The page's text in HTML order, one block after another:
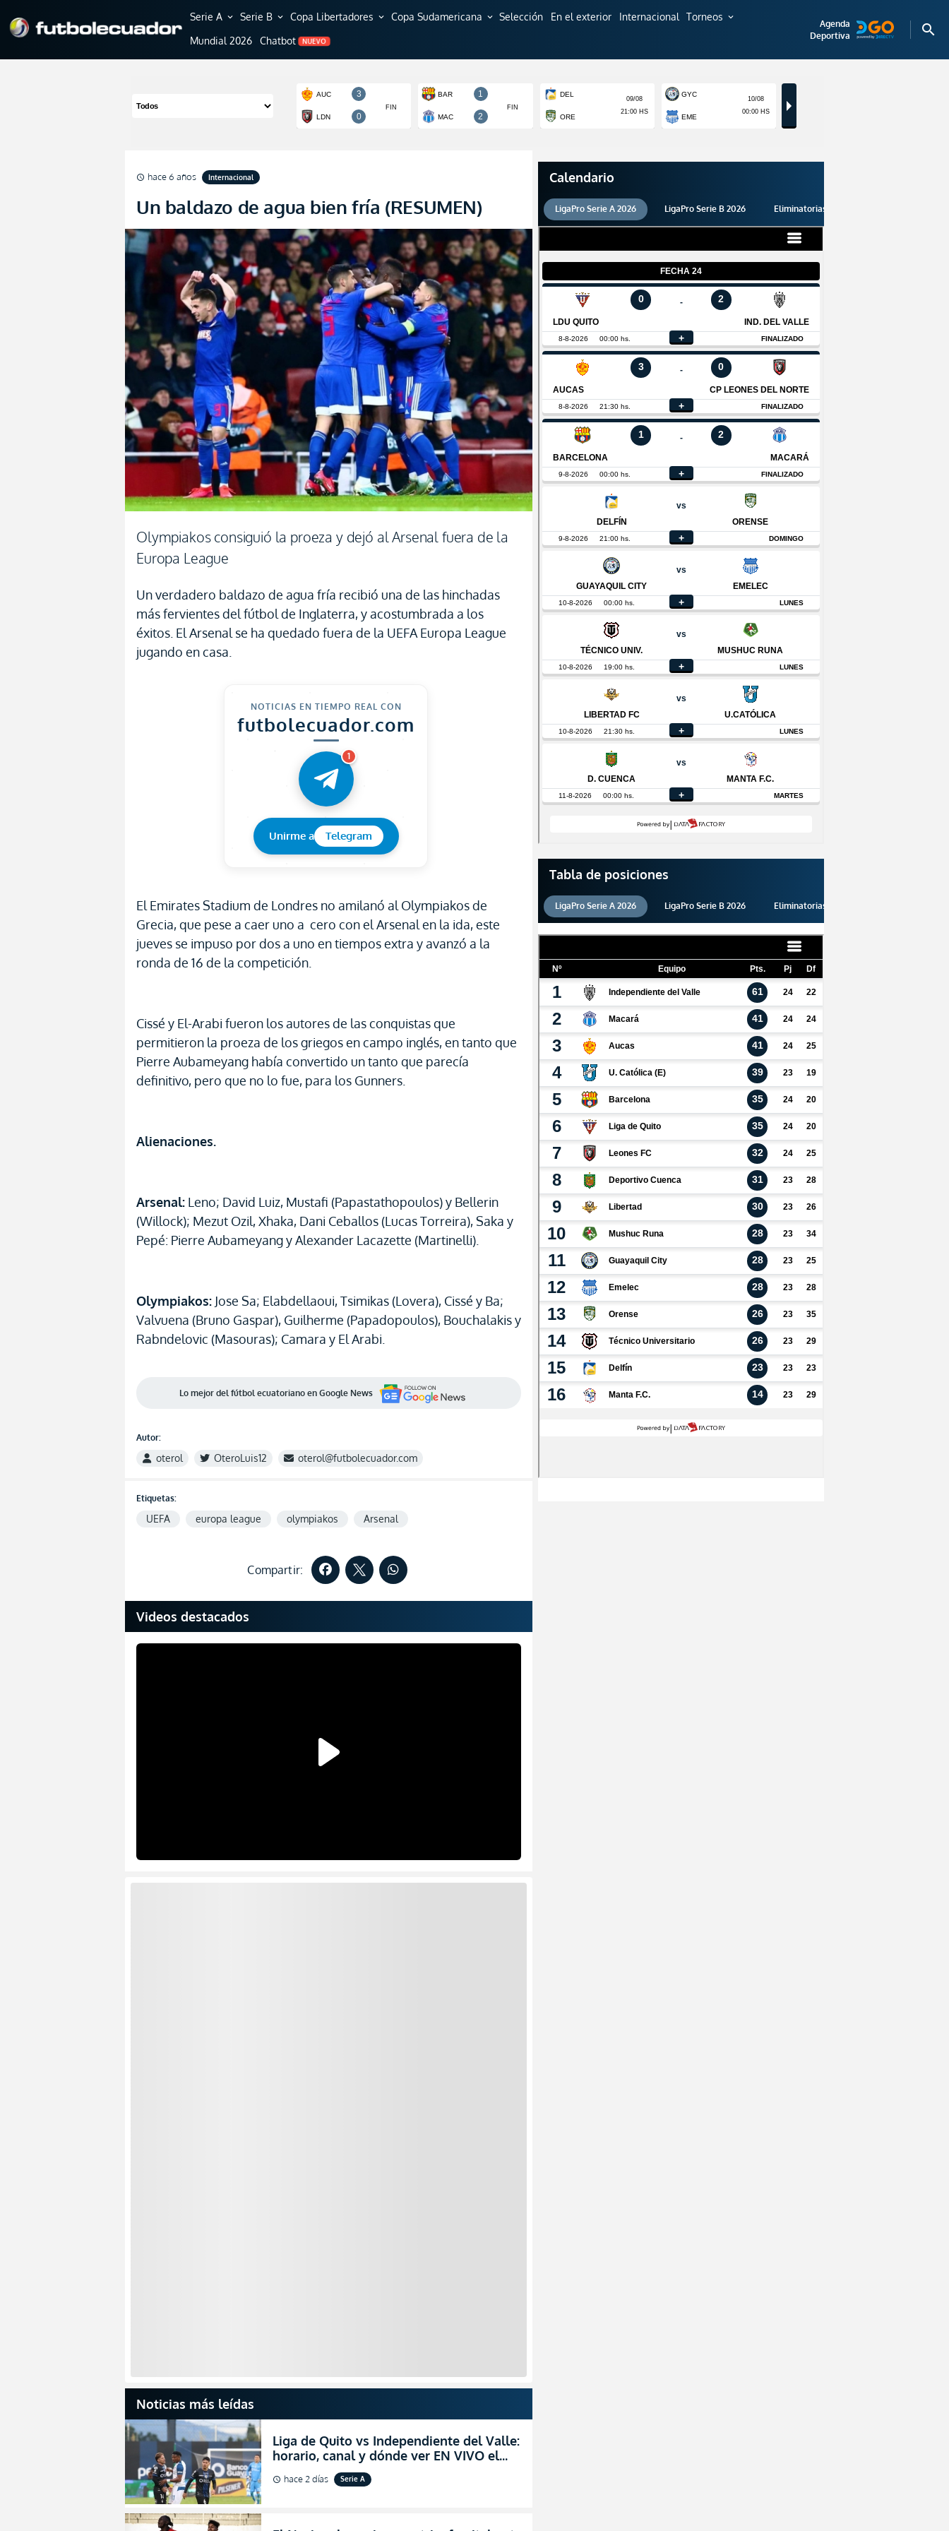
Serie A expand_more Serie B expand_more Copa Libertadores expand_more Copa Sudamericana expand_more Selección En el exterior Internacional Torneos expand_more
Mundial 2026 Chatbot NUEVO
Agenda
Deportiva
search
schedule hace 6 años Internacional
Un baldazo de agua bien fría (RESUMEN)
Olympiakos consiguió la proeza y dejó al Arsenal fuera de la
Europa League
Un verdadero baldazo de agua fría recibió una de las hinchadas
más fervientes del fútbol de Inglaterra, y acostumbrada a los
éxitos. El Arsenal se ha quedado fuera de la UEFA Europa League
jugando en casa.
NOTICIAS EN TIEMPO REAL CON
futbolecuador.com
1
Unirme a Telegram
El Emirates Stadium de Londres no amilanó al Olympiakos de
Grecia, que pese a caer uno a cero con el Arsenal en la ida, este
jueves se impuso por dos a uno en tiempos extra y avanzó a la
ronda de 16 de la competición.
Cissé y El-Arabi fueron los autores de las conquistas que
permitieron la proeza de los griegos en campo inglés, en tanto que
Pierre Aubameyang había convertido un tanto que parecía
definitivo, pero que no lo fue, para los Gunners.
Alienaciones.
Arsenal: Leno; David Luiz, Mustafi (Papastathopoulos) y Bellerin
(Willock); Mezut Ozil, Xhaka, Dani Ceballos (Lucas Torreira), Saka y
Pepé: Pierre Aubameyang y Alexander Lacazette (Martinelli).
Olympiakos: Jose Sa; Elabdellaoui, Tsimikas (Lovera), Cissé y Ba;
Valvuena (Bruno Gaspar), Guilherme (Papadopoulos), Bouchalakis y
Rabndelovic (Masouras); Camara y El Arabi.
Lo mejor del fútbol ecuatoriano en Google News
Autor:
oterol OteroLuis12 oterol@futbolecuador.com
Etiquetas:
UEFA europa league olympiakos Arsenal
Compartir:
Videos destacados
Noticias más leídas
Liga de Quito vs Independiente del Valle:
horario, canal y dónde ver EN VIVO el
partidazo por la fecha 24 de la LigaPro
2026
schedule hace 2 días Serie A
Calendario
LigaPro Serie A 2026 LigaPro Serie B 2026 Eliminatorias 2026
Tabla de posiciones
LigaPro Serie A 2026 LigaPro Serie B 2026 Eliminatorias 2026